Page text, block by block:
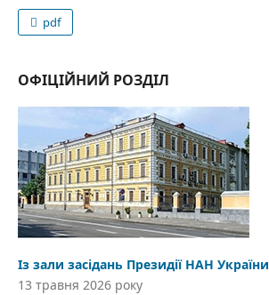
pdf
ОФІЦІЙНИЙ РОЗДІЛ
Із зали засідань Президії НАН України
13 травня 2026 року